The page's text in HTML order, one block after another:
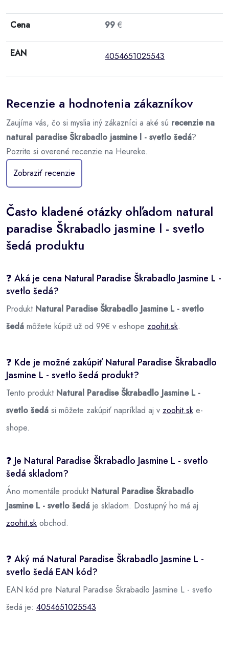
Cena 99 €
EAN 4054651025543
Recenzie a hodnotenia zákazníkov
Zaujíma vás, čo si myslia iný zákazníci a aké sú recenzie na
natural paradise Škrabadlo jasmine l - svetlo šedá?
Pozrite si overené recenzie na Heureke.
Zobraziť recenzie
Často kladené otázky ohľadom natural
paradise Škrabadlo jasmine l - svetlo
šedá produktu
❓ Aká je cena Natural Paradise Škrabadlo Jasmine L -
svetlo šedá?
Produkt Natural Paradise Škrabadlo Jasmine L - svetlo
šedá môžete kúpiž už od 99€ v eshope zoohit.sk.
❓ Kde je možné zakúpiť Natural Paradise Škrabadlo
Jasmine L - svetlo šedá produkt?
Tento produkt Natural Paradise Škrabadlo Jasmine L -
svetlo šedá si môžete zakúpiť napríklad aj v zoohit.sk e-
shope.
❓ Je Natural Paradise Škrabadlo Jasmine L - svetlo
šedá skladom?
Áno momentále produkt Natural Paradise Škrabadlo
Jasmine L - svetlo šedá je skladom. Dostupný ho má aj
zoohit.sk obchod.
❓ Aký má Natural Paradise Škrabadlo Jasmine L -
svetlo šedá EAN kód?
EAN kód pre Natural Paradise Škrabadlo Jasmine L - svetlo
šedá je: 4054651025543